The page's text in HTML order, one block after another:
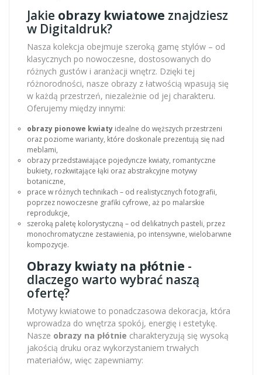
Jakie obrazy kwiatowe znajdziesz
w Digitaldruk?
Nasza kolekcja obejmuje szeroką gamę stylów – od
klasycznych po nowoczesne, dostosowanych do
różnych gustów i aranżacji wnętrz. Dzięki tej
różnorodności, nasze obrazy z łatwością wpasują się
w każdą przestrzeń, niezależnie od jej charakteru.
Oferujemy między innymi:
obrazy pionowe kwiaty idealne do węższych przestrzeni
oraz poziome warianty, które doskonale prezentują się nad
meblami,
obrazy przedstawiające pojedyncze kwiaty, romantyczne
bukiety, rozkwitające łąki oraz abstrakcyjne motywy
botaniczne,
prace w różnych technikach – od realistycznych fotografii,
poprzez nowoczesne grafiki cyfrowe, aż po malarskie
reprodukcje,
szeroką paletę kolorystyczną – od delikatnych pasteli, przez
monochromatyczne zestawienia, po intensywne, wielobarwne
kompozycje.
Obrazy kwiaty na płótnie -
dlaczego warto wybrać naszą
ofertę?
Motywy kwiatowe to ponadczasowa dekoracja, która
wprowadza do wnętrza spokój, energię i estetykę.
Nasze obrazy na płótnie charakteryzują się wysoką
jakością druku oraz wykorzystaniem trwałych
materiałów, więc zapewniamy: